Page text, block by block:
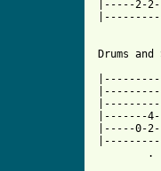
|-----2-
Drums
|-------
|-----0-